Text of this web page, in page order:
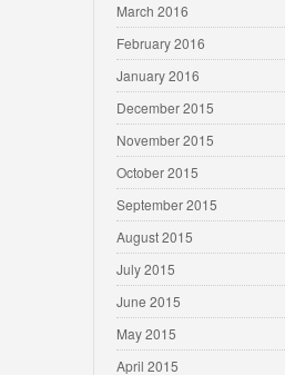
March 2016
February 2016
January 2016
December 2015
November 2015
October 2015
September 2015
August 2015
July 2015
June 2015
May 2015
April 2015